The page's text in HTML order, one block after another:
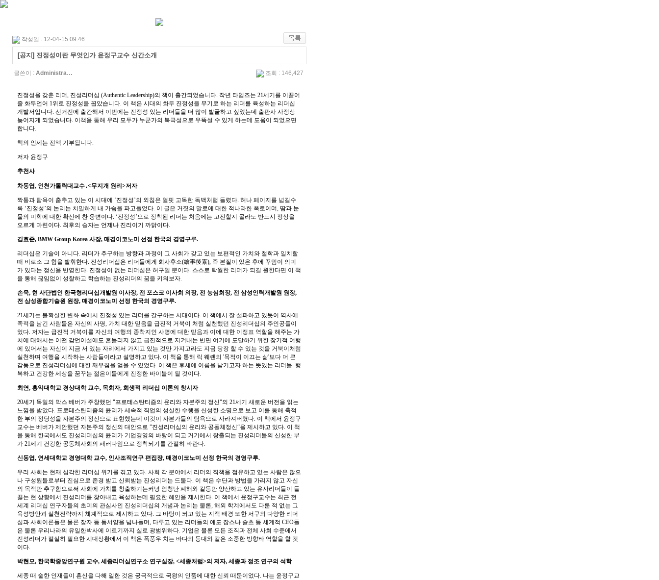
작성일 : 12-04-15 09:46
[공지] 진정성이란 무엇인가 윤정구교수 신간소개
글쓴이 : Administra… 조회 : 146,427
진정성을 갖춘 리더, 진성리더십 (Authentic Leadership)의 책이 출간되었습니다. 작년 타임즈는 21세기를 이끌어
줄 화두언어 1위로 진정성을 꼽았습니다. 이 책은 시대의 화두 진정성을 무기로 하는 리더를 육성하는 리더십
개발서입니다. 선거전에 출간해서 이번에는 진정성 있는 리더들을 더 많이 발굴하고 싶었는데 출판사 사정상
늦어지게 되었습니다. 이책을 통해 우리 모두가 누군가의 북극성으로 우뚝설 수 있게 하는데 도움이 되었으면
합니다.
책의 인세는 전액 기부됩니다.
저자 윤정구
추천사
차동엽, 인천가톨릭대교수․<무지개 원리>저자
짝퉁과 탐욕이 춤추고 있는 이 시대에 ‘진정성’의 외침은 얼핏 고독한 독백처럼 들렸다. 허나 페이지를 넘길수
록 ‘진정성’의 논리는 치밀하게 내 가슴을 파고들었다. 이 글은 거짓의 말로에 대한 적나라한 폭로이며, 땀과 눈
물의 미학에 대한 확신에 찬 웅변이다. ‘진정성’으로 장착된 리더는 처음에는 고전할지 몰라도 반드시 정상을
오르게 마련이다. 최후의 승자는 언제나 진리이기 까닭이다.
김효준, BMW Group Korea 사장, 매경이코노미 선정 한국의 경영구루.
리더십은 기술이 아니다. 리더가 추구하는 방향과 과정이 그 사회가 갖고 있는 보편적인 가치와 철학과 일치할
때 비로소 그 힘을 발휘한다. 진성리더십은 리더들에게 회사후소(繪事後素), 즉 본질이 있은 후에 꾸밈이 의미
가 있다는 정신을 반영한다. 진정성이 없는 리더십은 허구일 뿐이다. 스스로 탁월한 리더가 되길 원한다면 이 책
을 통해 끊임없이 성찰하고 학습하는 진성리더의 꿈을 키워보자.
손욱, 현 사단법인 한국형리더십개발원 이사장, 전 포스코 이사회 의장, 전 농심회장, 전 삼성인력개발원 원장,
전 삼성종합기술원 원장, 매경이코노미 선정 한국의 경영구루.
21세기는 불확실한 변화 속에서 진정성 있는 리더를 갈구하는 시대이다. 이 책에서 잘 설파하고 있듯이 역사에
족적을 남긴 사람들은 자신의 사명, 가치 대한 믿음을 급진적 거북이 처럼 실천했던 진성리더십의 주인공들이
었다. 저자는 급진적 거북이를 자신의 여행의 종착지인 사명에 대한 믿음과 이에 대한 이정표 역할을 해주는 가
치에 대해서는 어떤 감언이설에도 흔들리지 않고 급진적으로 지켜내는 반면 여기에 도달하기 위한 장기적 여행
에 있어서는 자신이 지금 서 있는 자리에서 가지고 있는 것만 가지고라도 지금 당장 할 수 있는 것을 거북이처럼
실천하며 여행을 시작하는 사람들이라고 설명하고 있다. 이 책을 통해 릭 웨렌의 '목적이 이끄는 삶'보다 더 큰
감동으로 진성리더십에 대한 깨우침을 얻을 수 있었다. 이 책은 후세에 이름을 남기고자 하는 뜻있는 리더들. 행
복하고 건강한 세상을 꿈꾸는 젊은이들에게 진정한 바이블이 될 것이다.
최연, 홍익대학교 경상대학 교수, 목회자, 희생적 리더십 이론의 창시자
20세기 독일의 막스 베버가 주창했던 "프로테스탄티즘의 윤리와 자본주의 정신"의 21세기 새로운 버전을 읽는
느낌을 받았다. 프로테스탄티즘의 윤리가 세속적 직업의 성실한 수행을 신성한 소명으로 보고 이를 통해 축적
한 부의 정당성을 자본주의 정신으로 표현했는데 이것이 자본가들의 탐욕으로 사라져버렸다. 이 책에서 윤정구
교수는 베버가 제안했던 자본주의 정신의 대안으로 ”진성리더십의 윤리와 공동체정신“을 제시하고 있다. 이 책
을 통해 한국에서도 진성리더십의 윤리가 기업경영의 바탕이 되고 거기에서 창출되는 진성리더들의 신성한 부
가 21세기 건강한 공동체사회의 패러다임으로 정착되기를 간절히 바란다.
신동엽, 연세대학교 경영대학 교수, 인사조직연구 편집장, 매경이코노미 선정 한국의 경영구루.
우리 사회는 현재 심각한 리더십 위기를 겪고 있다. 사회 각 분야에서 리더의 직책을 점유하고 있는 사람은 많으
나 구성원들로부터 진심으로 존경 받고 신뢰받는 진성리더는 드물다. 이 책은 수단과 방법을 가리지 않고 자신
의 목적만 추구함으로써 사회에 가치를 창출하기는커녕 엄청난 폐해와 갈등만 양산하고 있는 유사리더들이 들
끓는 현 상황에서 진성리더를 찾아내고 육성하는데 필요한 혜안을 제시한다. 이 책에서 윤정구교수는 최근 전
세계 리더십 연구자들의 초미의 관심사인 진성리더십의 개념과 논리는 물론, 해외 학계에서도 다룬 적 없는 그
육성방안과 실천전략까지 체계적으로 제시하고 있다. 그 바탕이 되고 있는 지적 배경 또한 서구의 다양한 리더
십과 사회이론들은 물론 장자 등 동서양을 넘나들며, 다루고 있는 리더들의 예도 잡스나 슐츠 등 세계적 CEO들
은 물론 우리나라의 유일한박사에 이르기까지 실로 광범위하다. 기업은 물론 모든 조직과 전체 사회 수준에서
진성리더가 절실히 필요한 시대상황에서 이 책은 폭풍우 치는 바다의 등대와 같은 소중한 방향타 역할을 할 것
이다.
박현모, 한국학중앙연구원 교수, 세종리더십연구소 연구실장, <세종처럼>의 저자, 세종과 정조 연구의 석학
세종 때 숱한 인재들이 혼신을 다해 일한 것은 궁극적으로 국왕의 인품에 대한 신뢰 때문이었다. 나는 윤정구교